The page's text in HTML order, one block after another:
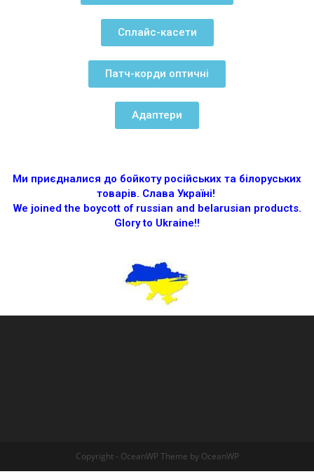
Сплайс-касети
Патч-корди оптичні
Адаптери
Ми приєдналися до бойкоту російських та білоруських
товарів. Слава Україні!
We joined the boycott of russian and belarusian products.
Glory to Ukraine!!
Copyright - OceanWP Theme by OceanWP